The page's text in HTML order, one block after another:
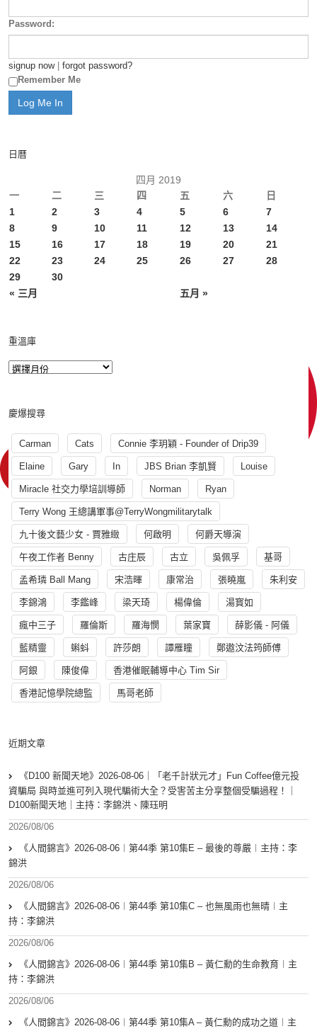
Password:
signup now| forgot password?
Remember Me
日曆
四月 2019
一
二 三 四 五 六 日
« 三月 五月 »
1 2 3 4 5 6
7
8
9 10 11 12 13
14
15
16 17 18 19 20
21
22
23 24 25 26 27
28
29
30
重溫庫
慶爆搜尋
Carman Cats Connie 李玥穎 - Founder of Drip39
Elaine Gary In JBS Brian 李凱賢 Louise
Miracle 社交力學培訓導師 Norman Ryan
Terry Wong 王總講軍事@TerryWongmilitarytalk
九十後文藝少女 - 賈雅緻 何啟明 何爵天導演
午夜工作者 Benny 古庄辰 古立 吳佩孚 基哥
孟希璘 Ball Mang 宋浩暉 康常治 張曉嵐 朱利安
李錦鴻 李鑑峰 梁天琦 楊偉倫 湯寳如
瘋中三子 羅倫斯 羅海憫 葉家寶 薛影儀 - 阿儀
藍精靈 蝌蚪 許莎朗 譚雁瞳 鄭遨汶法筠師傅
阿銀 陳俊偉 香港催眠輔導中心 Tim Sir
香港記憶學院總監 馬哥老師
近期文章
《D100 新聞天地》2026-08-06｜「老千計狀元才」Fun Coffee億元投
資騙局 與時並進可列入現代騙術大全？受害苦主分享整個受騙過程！｜
D100新聞天地｜主持：李錦洪、陳珏明
2026/08/06
《人間錦言》2026-08-06︱第44季 第10集E – 最後的尊嚴︱主持：李
錦洪
2026/08/06
《人間錦言》2026-08-06︱第44季 第10集C – 也無風雨也無晴︱主
持：李錦洪
2026/08/06
《人間錦言》2026-08-06︱第44季 第10集B – 黃仁勳的生命教育︱主
持：李錦洪
2026/08/06
《人間錦言》2026-08-06︱第44季 第10集A – 黃仁勳的成功之道︱主